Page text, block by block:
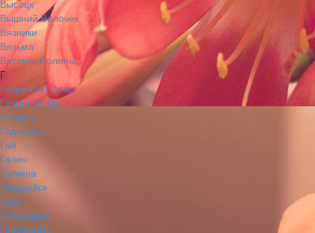
Высоцк
Вышний Волочек
Вязники
Вязьма
Вятские Поляны
Г
Гаврилов Посад
Гаврилов-Ям
Гагарин
Гаджиево
Гай
Галич
Гатчина
Гвардейск
Гдов
Геленджик
Георгиевск